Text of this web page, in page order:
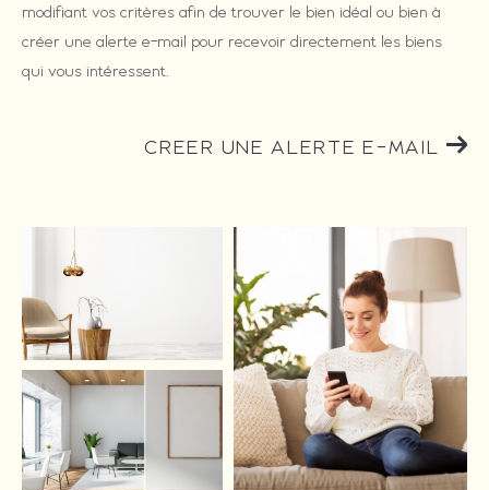
modifiant vos critères afin de trouver le bien idéal ou bien à
créer une alerte e-mail pour recevoir directement les biens
qui vous intéressent.
CREER UNE ALERTE E-MAIL